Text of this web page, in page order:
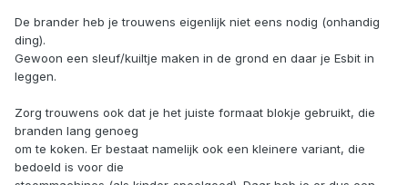
De brander heb je trouwens eigenlijk niet eens nodig (onhandig
ding).
Gewoon een sleuf/kuiltje maken in de grond en daar je Esbit in
leggen.
Zorg trouwens ook dat je het juiste formaat blokje gebruikt, die
branden lang genoeg
om te koken. Er bestaat namelijk ook een kleinere variant, die
bedoeld is voor die